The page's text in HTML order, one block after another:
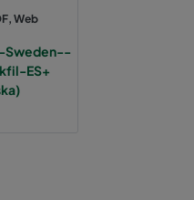
Web
Sweden--
ES+